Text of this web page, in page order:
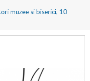
muzee si biserici, 10